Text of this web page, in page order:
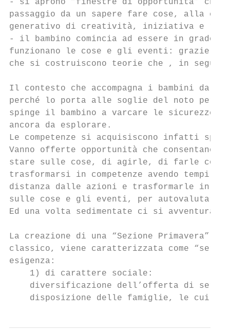
- si aprono “finestre di opportunità” che
passaggio da un sapere fare cose, alla
generativo di creatività, iniziativa e
- il bambino comincia ad essere in grado
funzionano le cose e gli eventi: grazie
che si costruiscono teorie che , in
Il contesto che accompagna i bambini da 2
perché lo porta alle soglie del noto per
spinge il bambino a varcare le sicurezze
ancora da esplorare.
Le competenze si acquisiscono infatti
Vanno offerte opportunità che
stare sulle cose, di agirle, di farle
trasformarsi in competenze avendo tempi
distanza dalle azioni e trasformarle in
sulle cose e gli eventi, per autovalutare il
Ed una volta sedimentate ci si
La creazione di una “Sezione
classico, viene caratterizzata come
esigenza:
    1) di carattere sociale:
diversificazione dell’offerta di
disposizione delle famiglie, le cui